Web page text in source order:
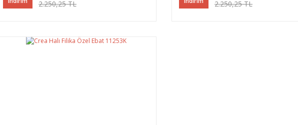
2.250,25 TL 2.250,25 TL